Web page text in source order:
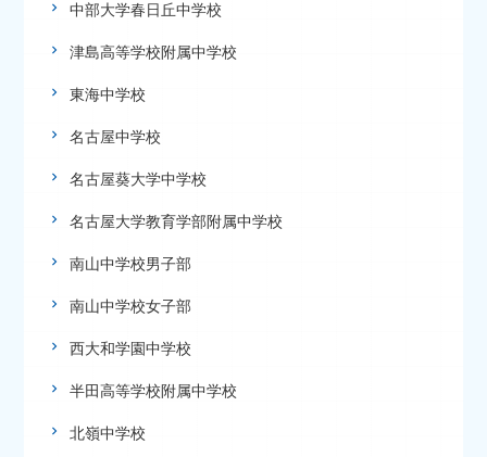
中部大学春日丘中学校
津島高等学校附属中学校
東海中学校
名古屋中学校
名古屋葵大学中学校
名古屋大学教育学部附属中学校
南山中学校男子部
南山中学校女子部
西大和学園中学校
半田高等学校附属中学校
北嶺中学校